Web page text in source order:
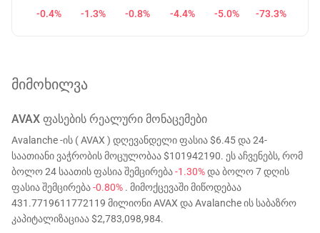
-0.4% -1.3% -0.8% -4.4% -5.0% -73.3%
მიმოხილვა
AVAX ᲤᲐᲡᲔᲑᲘᲡ ᲠᲔᲐᲚᲣᲠᲘ ᲛᲝᲜᲐᲪᲔᲛᲔᲑᲘ
Avalanche -ის ( AVAX ) დღევანდელი ფასია $6.45 და 24-
საათიანი ვაჭრობის მოცულობაა $101942190. ეს აჩვენებს, რომ
ბოლო 24 საათის ფასია შემცირება-1.30%და ბოლო 7 დღის
ფასია შემცირება-0.80% . მიმოქცევაში მიწოდებაა
431.7719611772119 მილიონი AVAX და Avalanche ის საბაზრო
კაპიტალიზაციაა $2,783,098,984.